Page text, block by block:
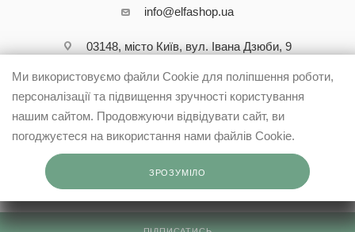
info@elfashop.ua
03148, місто Київ, вул. Івана Дзюби, 9
Ми використовуємо файли Cookie для поліпшення роботи,
персоналізації та підвищення зручності користування
нашим сайтом. Продовжуючи відвідувати сайт, ви
погоджуєтеся на використання нами файлів Cookie.
ЗРОЗУМІЛО